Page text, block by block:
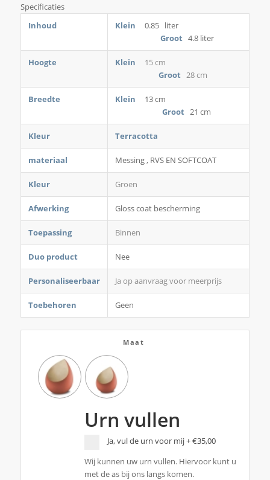
Specificaties
Inhoud
Klein
0.85 liter
Groot4.8 liter
Hoogte Klein
15 cm
Groot28 cm
Breedte Klein
13 cm
Groot21 cm
Kleur Terracotta
materiaal Messing , RVS EN SOFTCOAT
Kleur Groen
Afwerking Gloss coat bescherming
Toepassing Binnen
Duo product Nee
Personaliseerbaar Ja op aanvraag voor meerprijs
Toebehoren Geen
Maat
Urn vullen
Ja, vul de urn voor mij+€35,00
Wij kunnen uw urn vullen. Hiervoor kunt u
met de as bij ons langs komen.